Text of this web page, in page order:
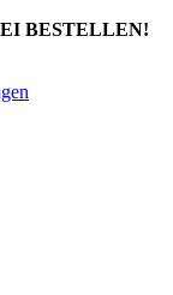
BESTELLEN!